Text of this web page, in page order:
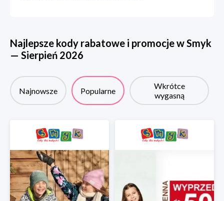
Najlepsze kody rabatowe i promocje wSmyk
— Sierpień 2026
Najnowsze Popularne
Wkrótce
wygasną